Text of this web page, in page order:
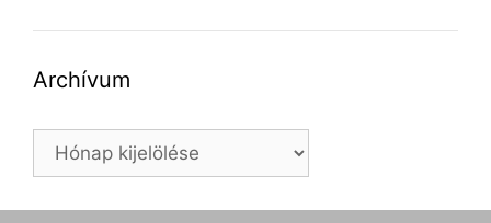
Archívum
Archívum